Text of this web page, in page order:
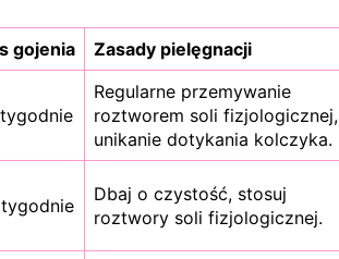
gojenia Zasady pielęgnacji
Regularne przemywanie
roztworem soli fizjologicznej,
unikanie dotykania kolczyka.
Dbaj o czystość, stosuj
roztwory soli fizjologicznej.